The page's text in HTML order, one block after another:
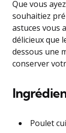
Que vous
souhaitiez
astuces vous
délicieux que
dessous une
conserver
Poulet